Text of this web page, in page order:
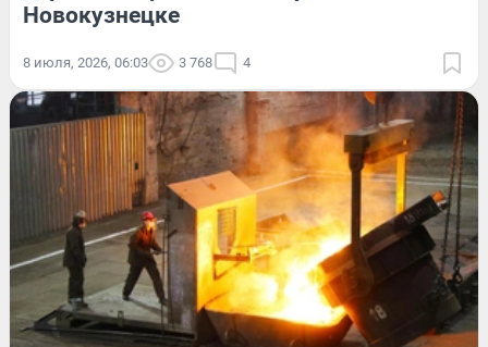
Новокузнецке
8 июля, 2026, 06:03 3 768 4